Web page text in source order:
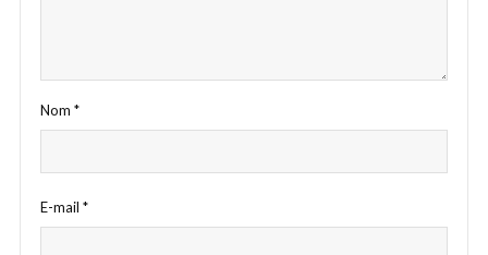
Nom *
E-mail *